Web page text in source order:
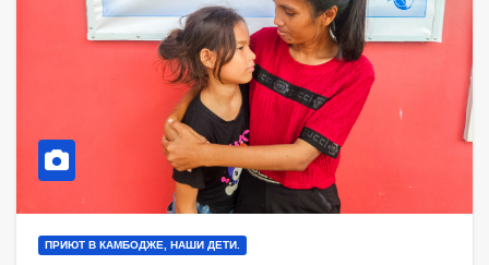
ПРИЮТ В КАМБОДЖЕ, НАШИ ДЕТИ.